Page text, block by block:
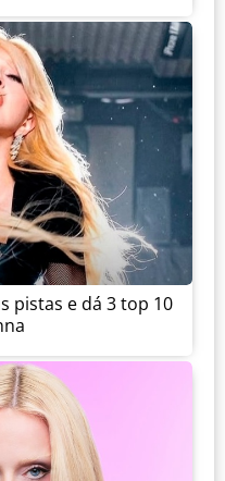
pistas e dá 3 top 10